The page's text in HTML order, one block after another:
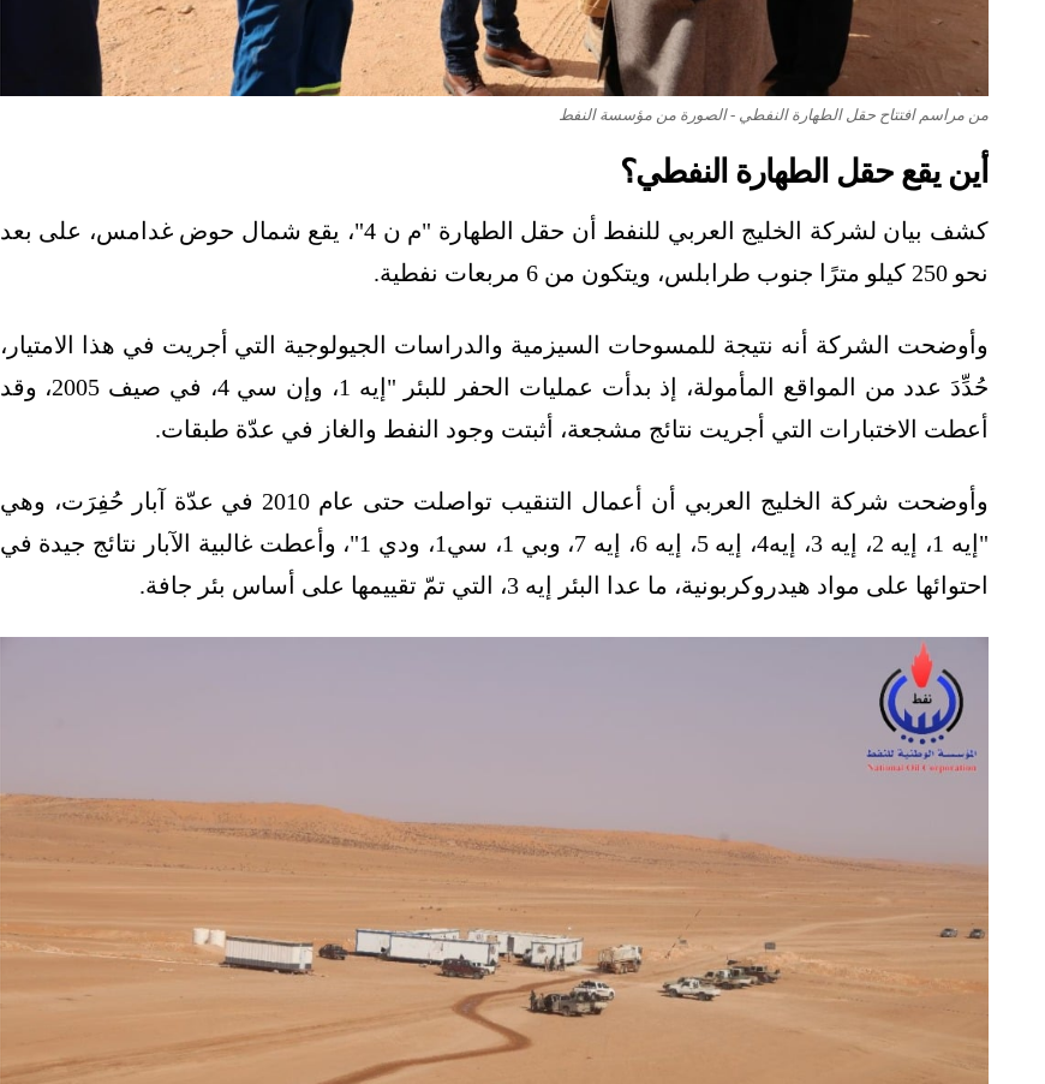
من مراسم افتتاح حقل الطهارة النفطي - الصورة من مؤسسة النفط
أين يقع حقل الطهارة النفطي؟
كشف بيان لشركة الخليج العربي للنفط أن حقل الطهارة "م ن 4"، يقع شمال حوض غدامس، على بعد
نحو 250 كيلو مترًا جنوب طرابلس، ويتكون من 6 مربعات نفطية.
وأوضحت الشركة أنه نتيجة للمسوحات السيزمية والدراسات الجيولوجية التي أجريت في هذا الامتيار،
حُدِّدَ عدد من المواقع المأمولة، إذ بدأت عمليات الحفر للبئر "إيه 1، وإن سي 4، في صيف 2005، وقد
أعطت الاختبارات التي أجريت نتائج مشجعة، أثبتت وجود النفط والغاز في عدّة طبقات.
وأوضحت شركة الخليج العربي أن أعمال التنقيب تواصلت حتى عام 2010 في عدّة آبار حُفِرَت، وهي
"إيه 1، إيه 2، إيه 3، إيه4، إيه 5، إيه 6، إيه 7، وبي 1، سي1، ودي 1"، وأعطت غالبية الآبار نتائج جيدة في
احتوائها على مواد هيدروكربونية، ما عدا البئر إيه 3، التي تمّ تقييمها على أساس بئر جافة.